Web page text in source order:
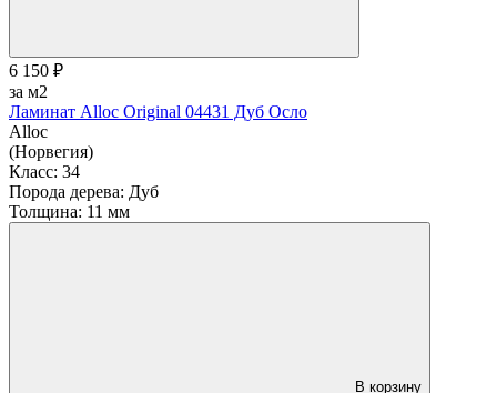
6 150 ₽
за м2
Ламинат Alloc Original 04431 Дуб Осло
Alloc
(Норвегия)
Класс: 34
Порода дерева: Дуб
Толщина: 11 мм
В корзину